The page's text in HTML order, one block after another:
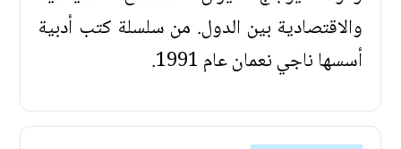
والاقتصادية بين الدول. من سلسلة كتب أدبية
أسسها ناجي نعمان عام 1991.